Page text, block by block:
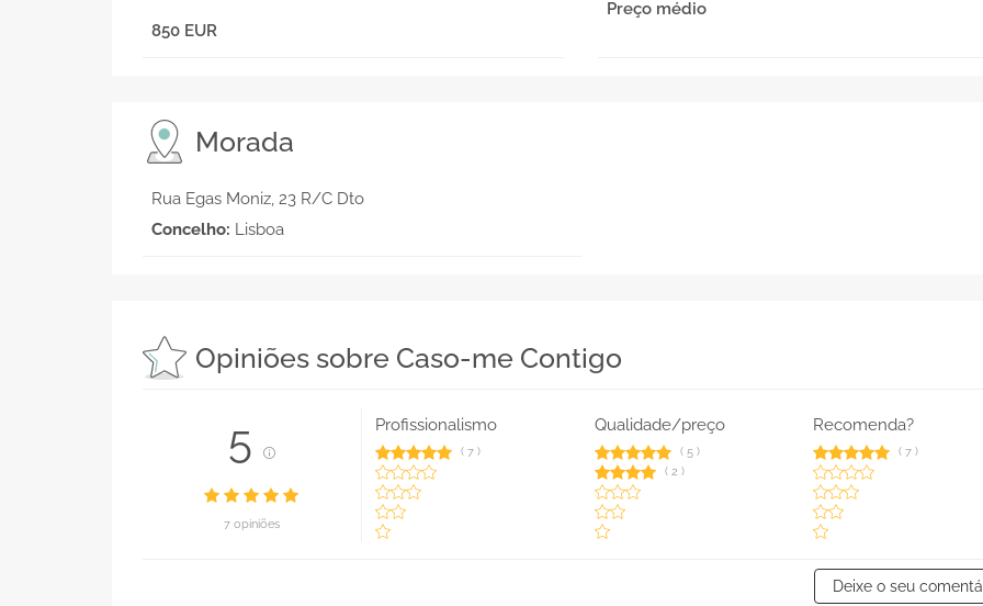
850 EUR
Preço médio
Morada
Rua Egas Moniz, 23 R/C Dto
Concelho: Lisboa
Opiniões sobre Caso-me Contigo
5
7 opiniões
Profissionalismo
(7 )
Qualidade/preço
(5 )
(2 )
Recomenda?
( 7)
Deixe o seu